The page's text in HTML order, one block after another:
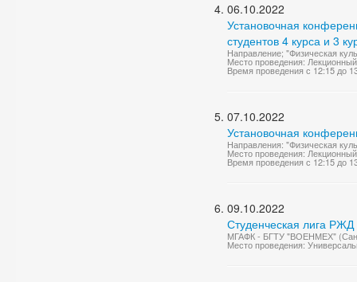
06.10.2022
Установочная
студентов 4 курса и 3
Направление; "Физическая
Место проведения:
Время проведения с 12:15 до
07.10.2022
Установочная
Направления: "Физическая
Место проведения:
Время проведения с 12:15 до
09.10.2022
Студенческая лига
МГАФК - БГТУ "ВОЕНМЕХ"
Место проведения: